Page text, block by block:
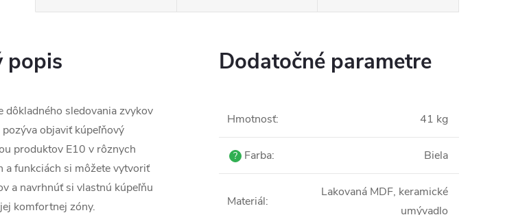
popis
dôkladného sledovania zvykov
objaviť kúpeľňový
produktov E10 v rôznych
a funkciách si môžete vytvoriť
a navrhnúť si vlastnú kúpeľňu
komfortnej zóny.
Dodatočné parametre
Hmotnosť: 41 kg
? Farba: Biela
Materiál:
Lakovaná MDF, keramické
umývadlo